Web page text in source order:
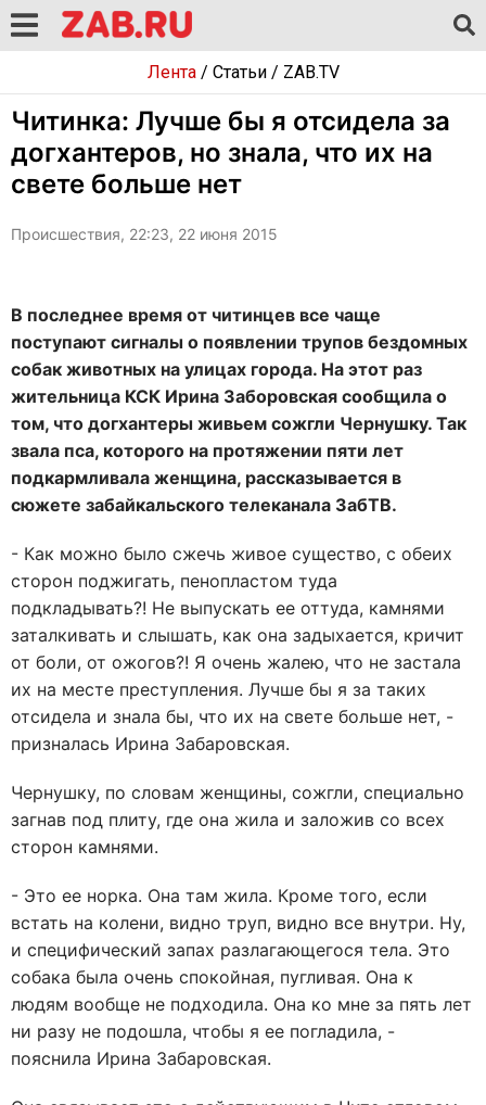
Лента/ Статьи/ ZAB.TV
Читинка: Лучше бы я отсидела за
догхантеров, но знала, что их на
свете больше нет
Происшествия, 22:23, 22 июня 2015
В последнее время от читинцев все чаще
поступают сигналы о появлении трупов бездомных
собак животных на улицах города. На этот раз
жительница КСК Ирина Заборовская сообщила о
том, что догхантеры живьем сожгли Чернушку. Так
звала пса, которого на протяжении пяти лет
подкармливала женщина, рассказывается в
сюжете забайкальского телеканала ЗабТВ.
- Как можно было сжечь живое существо, с обеих
сторон поджигать, пенопластом туда
подкладывать?! Не выпускать ее оттуда, камнями
заталкивать и слышать, как она задыхается, кричит
от боли, от ожогов?! Я очень жалею, что не застала
их на месте преступления. Лучше бы я за таких
отсидела и знала бы, что их на свете больше нет, -
призналась Ирина Забаровская.
Чернушку, по словам женщины, сожгли, специально
загнав под плиту, где она жила и заложив со всех
сторон камнями.
- Это ее норка. Она там жила. Кроме того, если
встать на колени, видно труп, видно все внутри. Ну,
и специфический запах разлагающегося тела. Это
собака была очень спокойная, пугливая. Она к
людям вообще не подходила. Она ко мне за пять лет
ни разу не подошла, чтобы я ее погладила, -
пояснила Ирина Забаровская.